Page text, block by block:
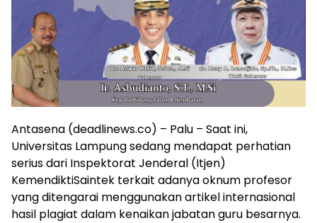
Antasena (deadlinews.co) – Palu – Saat ini,
Universitas Lampung sedang mendapat perhatian
serius dari Inspektorat Jenderal (Itjen)
KemendiktiSaintek terkait adanya oknum profesor
yang ditengarai menggunakan artikel internasional
hasil plagiat dalam kenaikan jabatan guru besarnya.